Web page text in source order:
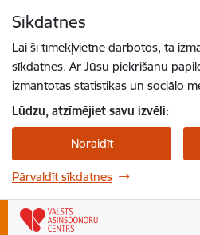
Sīkdatnes
Lai šī tīmekļvietne darbotos, tā
sīkdatnes. Ar Jūsu piekrišanu
izmantotas statistikas un sociālo
Lūdzu, atzīmējiet savu izvēli:
Noraidīt
Pārvaldīt sīkdatnes